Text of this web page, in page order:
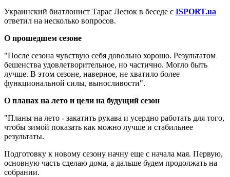
Украинский биатлонист Тарас Лесюк в беседе с ISPORT.ua
ответил на несколько вопросов.
О прошедшем сезоне
"После сезона чувствую себя довольно хорошо. Результатом
бешенства удовлетворительное, но частично. Могло быть
лучше. В этом сезоне, наверное, не хватило более
функциональной силы, выносливости".
О планах на лето и цели на будущий сезон
"Планы на лето - закатить рукава и усердно работать для того,
чтобы зимой показать как можно лучше и стабильнее
результаты.
Подготовку к новому сезону начну еще с начала мая. Первую,
основную часть сделаю дома, а дальше будем продолжать на
собрании.